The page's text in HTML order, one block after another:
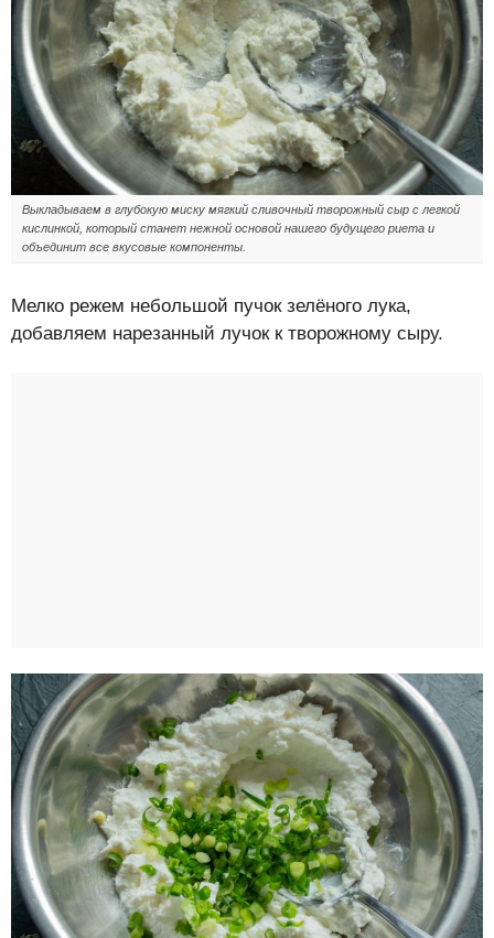
Выкладываем в глубокую миску мягкий сливочный творожный сыр с легкой
кислинкой, который станет нежной основой нашего будущего риета и
объединит все вкусовые компоненты.
Мелко режем небольшой пучок зелёного лука,
добавляем нарезанный лучок к творожному сыру.